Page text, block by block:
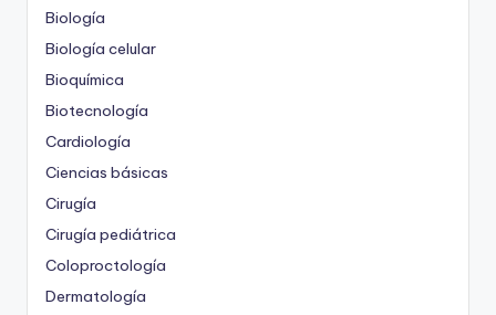
Biología
Biología celular
Bioquímica
Biotecnología
Cardiología
Ciencias básicas
Cirugía
Cirugía pediátrica
Coloproctología
Dermatología